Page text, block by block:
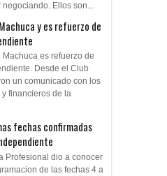
Ellos son...
y es refuerzo de
Machuca es refuerzo de
Desde el Club
un comunicado con los
financieros de la
fechas confirmadas
Profesional dio a conocer
de las fechas 4 a